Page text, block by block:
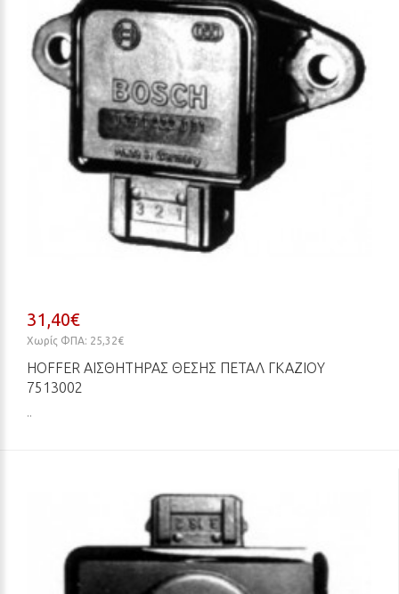
31,40€
Χωρίς ΦΠΑ: 25,32€
HOFFER ΑΙΣΘΗΤΉΡΑΣ ΘΈΣΗΣ ΠΕΤΑΛ ΓΚΑΖΙΟΎ
7513002
..